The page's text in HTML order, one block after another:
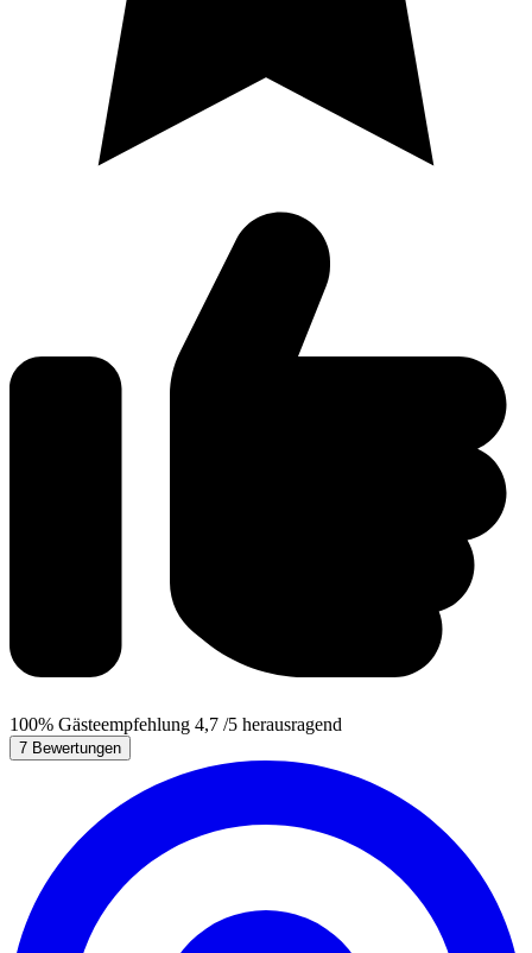
100% Gästeempfehlung 4,7 /5 herausragend
7 Bewertungen